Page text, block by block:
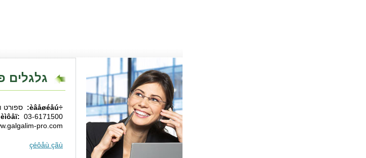
גלגלים
÷èâåøéåú:
ספורט
èìôåï: 03-6171500
pro.com
çéôåù çãù